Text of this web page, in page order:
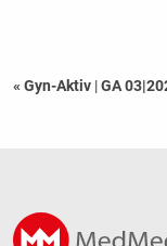
« Gyn-Aktiv |GA